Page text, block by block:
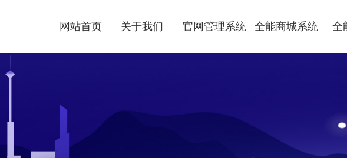
网站首页 关于我们 官网管理系统 全能商城系统 全